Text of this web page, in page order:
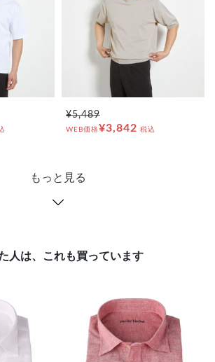
¥5,489
WEB価格¥3,842 税込
もっと見る
人は、これも買っています